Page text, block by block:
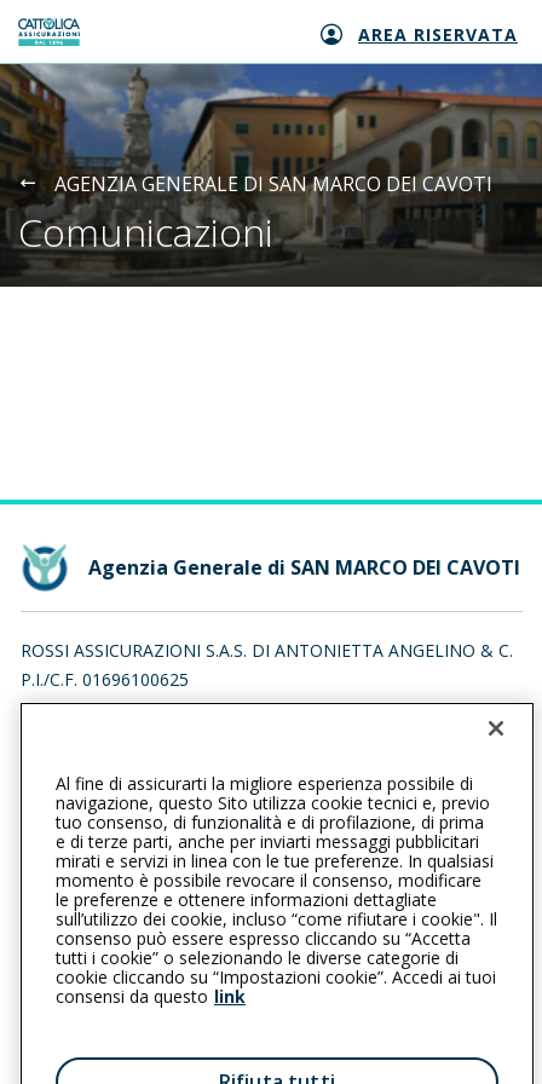
Generali logo AREA RISERVATA
AGENZIA GENERALE DI SAN MARCO DEI CAVOTI
Comunicazioni
Agenzia Generale di SAN MARCO DEI CAVOTI
ROSSI ASSICURAZIONI S.A.S. DI ANTONIETTA ANGELINO & C.
P.I./C.F. 01696100625
VIA BELLAVISTA 1/A, 82029 SAN MARCO DEI CAVOTI (BN)
0824984971 0824984869
sanmarcodeicavoti@cattolica.it
rossiassicurazionisas@pec.it
L’intermediario è soggetto al controllo dell’IVASS. Consulta il
Registro RUI al seguentelink
Privacy | Cookie | Il Gruppo Generali
Al fine di assicurarti la migliore esperienza possibile di
navigazione, questo Sito utilizza cookie tecnici e, previo
tuo consenso, di funzionalità e di profilazione, di prima
e di terze parti, anche per inviarti messaggi pubblicitari
mirati e servizi in linea con le tue preferenze. In qualsiasi
momento è possibile revocare il consenso, modificare
le preferenze e ottenere informazioni dettagliate
sull’utilizzo dei cookie, incluso “come rifiutare i cookie". Il
consenso può essere espresso cliccando su “Accetta
tutti i cookie” o selezionando le diverse categorie di
cookie cliccando su “Impostazioni cookie”. Accedi ai tuoi
consensi da questo link